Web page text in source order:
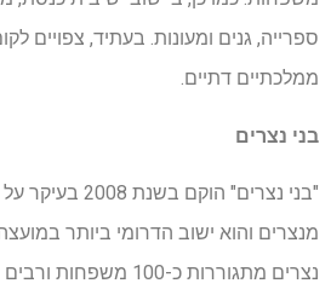
ספרייה, גנים ומעונות. בעתיד, צפויים
ממלכתיים דתיים.
בני נצרים
"בני נצרים" הוקם
מנצרים והוא ישוב הדרומי ביותר
נצרים מתגוררות כ-100